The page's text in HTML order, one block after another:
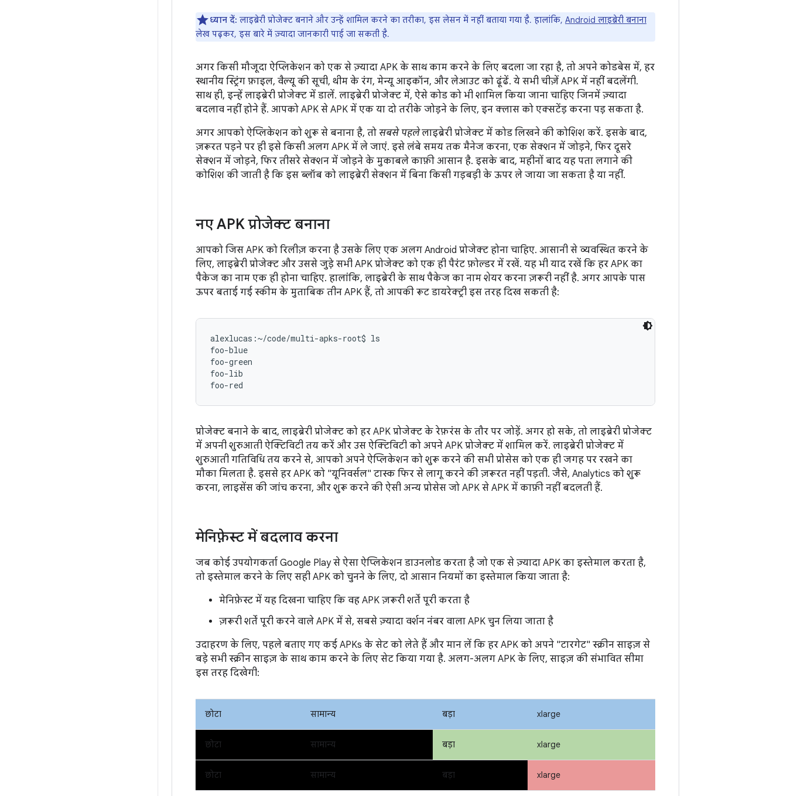
ध्यान दें: लाइब्रेरी प्रोजेक्ट बनाने और उन्हें शामिल करने का तरीका, इस लेसन में नहीं बताया गया है. हालांकि, Android लाइब्रेरी बनाना
लेख पढ़कर, इस बारे में ज़्यादा जानकारी पाई जा सकती है.
अगर किसी मौजूदा ऐप्लिकेशन को एक से ज़्यादा APK के साथ काम करने के लिए बदला जा रहा है, तो अपने कोडबेस में, हर
स्थानीय स्ट्रिंग फ़ाइल, वैल्यू की सूची, थीम के रंग, मेन्यू आइकॉन, और लेआउट को ढूंढें. ये सभी चीज़ें APK में नहीं बदलेंगी.
साथ ही, इन्हें लाइब्रेरी प्रोजेक्ट में डालें. लाइब्रेरी प्रोजेक्ट में, ऐसे कोड को भी शामिल किया जाना चाहिए जिनमें ज़्यादा
बदलाव नहीं होने हैं. आपको APK से APK में एक या दो तरीके जोड़ने के लिए, इन क्लास को एक्सटेंड़ करना पड़ सकता है.
अगर आपको ऐप्लिकेशन को शुरू से बनाना है, तो सबसे पहलेलाइब्रेरी प्रोजेक्ट में कोड लिखने की कोशिश करें. इसके बाद,
ज़रूरत पड़ने पर ही इसे किसी अलग APK में ले जाएं. इसे लंबे समय तक मैनेज करना, एक सेक्शन में जोड़ने, फिर दूसरे
सेक्शन में जोड़ने, फिर तीसरे सेक्शन में जोड़ने के मुकाबले काफ़ी आसान है. इसके बाद, महीनों बाद यह पता लगाने की
कोशिश की जाती है कि इस ब्लॉब को लाइब्रेरी सेक्शन में बिना किसी गड़बड़ी के ऊपर ले जाया जा सकता है या नहीं.
नए APK प्रोजेक्ट बनाना
आपको जिस APK को रिलीज़ करना है उसके लिए एक अलग Android प्रोजेक्ट होना चाहिए. आसानी से व्यवस्थित करने के
लिए, लाइब्रेरी प्रोजेक्ट और उससे जुड़े सभी APK प्रोजेक्ट को एक ही पैरंट फ़ोल्डर में रखें. यह भी याद रखें कि हर APK का
पैकेज का नाम एक ही होना चाहिए. हालांकि, लाइब्रेरी के साथ पैकेज का नाम शेयर करना ज़रूरी नहीं है. अगर आपके पास
ऊपर बताई गई स्कीम के मुताबिक तीन APK हैं, तो आपकी रूट डायरेक्ट्री इस तरह दिख सकती है:
alexlucas:~/code/multi-apks-root$ ls
foo-blue
foo-green
foo-lib
प्रोजेक्ट बनाने के बाद, लाइब्रेरी प्रोजेक्ट को हर APK प्रोजेक्ट के रेफ़रंस के तौर पर जोड़ें. अगर हो सके, तो लाइब्रेरी प्रोजेक्ट
में अपनी शुरुआती ऐक्टिविटी तय करें और उस ऐक्टिविटी को अपने APK प्रोजेक्ट में शामिल करें. लाइब्रेरी प्रोजेक्ट में
शुरुआती गतिविधि तय करने से, आपको अपने ऐप्लिकेशन को शुरू करने की सभी प्रोसेस को एक ही जगह पर रखने का
मौका मिलता है. इससे हर APK को "यूनिवर्सल" टास्क फिर से लागू करने की ज़रूरत नहीं पड़ती. जैसे, Analytics को शुरू
करना, लाइसेंस की जांच करना, और शुरू करने की ऐसी अन्य प्रोसेस जो APK से APK में काफ़ी नहीं बदलती हैं.
मेनिफ़ेस्ट में बदलाव करना
जब कोई उपयोगकर्ता Google Play से ऐसा ऐप्लिकेशन डाउनलोड करता है जो एक से ज़्यादा APK का इस्तेमाल करता है,
तो इस्तेमाल करने के लिए सही APK को चुनने के लिए, दो आसान नियमों का इस्तेमाल किया जाता है:
मेनिफ़ेस्ट में यह दिखना चाहिए कि वह APK ज़रूरी शर्तें पूरी करता है
ज़रूरी शर्तें पूरी करने वाले APK में से, सबसे ज़्यादा वर्शन नंबर वाला APK चुन लिया जाता है
उदाहरण के लिए, पहले बताए गए कई APKs के सेट को लेते हैं और मान लें कि हर APK को अपने "टारगेट" स्क्रीन साइज़ से
बड़े सभी स्क्रीन साइज़ के साथ काम करने के लिए सेट किया गया है. अलग-अलग APK के लिए, साइज़ की संभावित सीमा
इस तरह दिखेगी:
छोटा सामान्य बड़ा xlarge
छोटा सामान्य बड़ा xlarge
छोटा सामान्य बड़ा xlarge